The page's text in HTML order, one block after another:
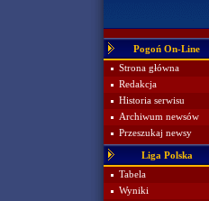
Pogoń On-Line
Strona główna
Redakcja
Historia serwisu
Archiwum newsów
Przeszukaj newsy
Liga Polska
Tabela
Wyniki